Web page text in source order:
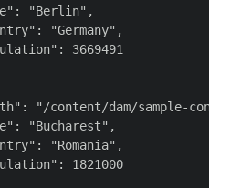
"Berlin",
"Germany",
3669491
"/content/dam/sample-
"Bucharest",
"Romania",
1821000